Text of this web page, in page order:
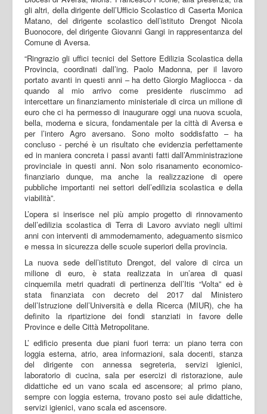
gli altri, della dirigente dell’Ufficio Scolastico di Caserta Monica
Matano, del dirigente scolastico dell’istituto Drengot Nicola
Buonocore, del dirigente Giovanni Gangi in rappresentanza del
Comune di Aversa.
“Ringrazio gli uffici tecnici del Settore Edilizia Scolastica della
Provincia, coordinati dall’ing. Paolo Madonna, per il lavoro
portato avanti in questi anni – ha detto Giorgio Magliocca - da
quando al mio arrivo come presidente riuscimmo ad
intercettare un finanziamento ministeriale di circa un milione di
euro che ci ha permesso di inaugurare oggi una nuova scuola,
bella, moderna e sicura, fondamentale per la città di Aversa e
per l’intero Agro aversano. Sono molto soddisfatto – ha
concluso - perché è un risultato che evidenzia perfettamente
ed in maniera concreta i passi avanti fatti dall’Amministrazione
provinciale in questi anni. Non solo risanamento economico-
finanziario dunque, ma anche la realizzazione di opere
pubbliche importanti nei settori dell’edilizia scolastica e della
viabilità”.
L’opera si inserisce nel più ampio progetto di rinnovamento
dell’edilizia scolastica di Terra di Lavoro avviato negli ultimi
anni con interventi di ammodernamento, adeguamento sismico
e messa in sicurezza delle scuole superiori della provincia.
La nuova sede dell’istituto Drengot, del valore di circa un
milione di euro, è stata realizzata in un’area di quasi
cinquemila metri quadrati di pertinenza dell’Itis “Volta” ed è
stata finanziata con decreto del 2017 dal Ministero
dell’Istruzione dell’Università e della Ricerca (MIUR), che ha
definito la ripartizione dei fondi stanziati in favore delle
Province e delle Città Metropolitane.
L’ edificio presenta due piani fuori terra: un piano terra con
loggia esterna, atrio, area informazioni, sala docenti, stanza
del dirigente con annessa segreteria, servizi igienici,
laboratorio di cucina, sala per esercizi di ristorazione, aule
didattiche ed un vano scala ed ascensore; al primo piano,
sempre con loggia esterna, trovano posto sei aule didattiche,
servizi igienici, vano scala ed ascensore.